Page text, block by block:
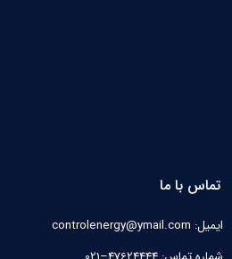
تماس با ما
ایمیل: controlenergy@ymail.com